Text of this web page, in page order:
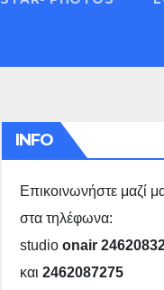
INFO
Επικοινωνήστε μαζί
στα τηλέφωνα:
studio onair
και 2462087275